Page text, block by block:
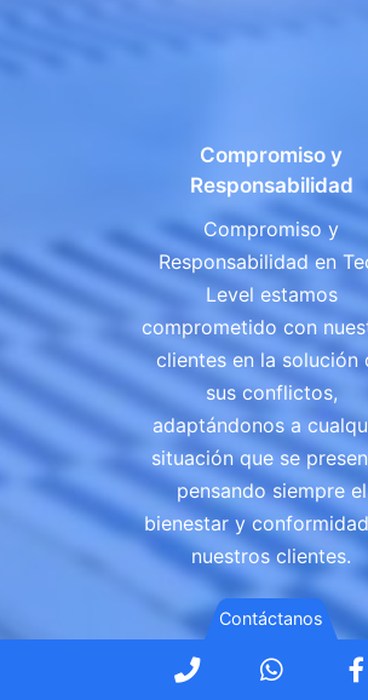
Compromiso y
Responsabilidad
Compromiso y
Responsabilidad en
Level estamos
comprometido con
clientes en la solución
sus conflictos,
adaptándonos a
situación que se
pensando siempre el
bienestar y
nuestros clientes.
Contáctanos
tiktok Phone